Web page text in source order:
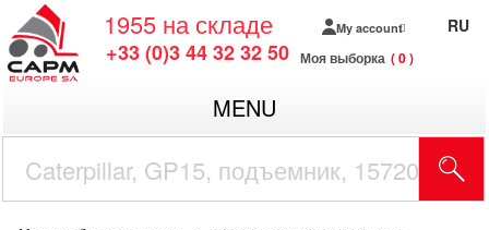
1955 на складе
+33 (0)3 44 32 32 50
My account
Моя выборка 0
RU
MENU